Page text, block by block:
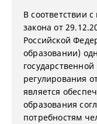
В соответствии
закона от
Российской
образовании)
регулирования
является
образования
потребностям